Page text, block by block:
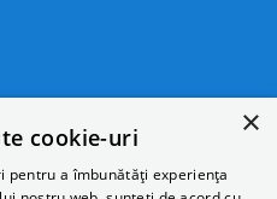
×
cookie-uri
pentru a îmbunătăți experiența